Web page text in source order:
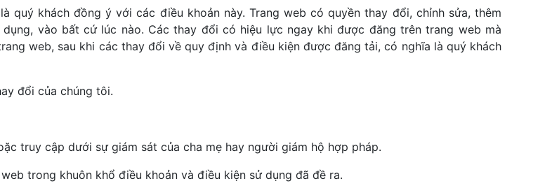
quý khách đồng ý với các điều khoản này. Trang web có quyền thay đổi, chỉnh sửa, thêm
vào bất cứ lúc nào. Các thay đổi có hiệu lực ngay khi được đăng trên trang web mà
web, sau khi các thay đổi về quy định và điều kiện được đăng tải, có nghĩa là quý khách
đổi của chúng tôi.
truy cập dưới sự giám sát của cha mẹ hay người giám hộ hợp pháp.
trong khuôn khổ điều khoản và điều kiện sử dụng đã đề ra.